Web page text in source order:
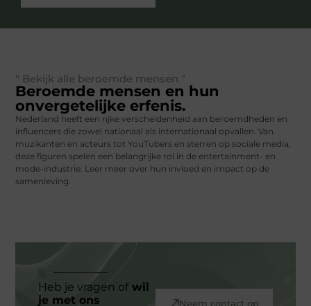
" Bekijk alle beroemde mensen "
Beroemde mensen en hun
onvergetelijke erfenis.
Nederland heeft een rijke verscheidenheid aan beroemdheden en
influencers die zowel nationaal als internationaal opvallen. Van
muzikanten en acteurs tot YouTubers en sterren op sociale media,
deze figuren spelen een belangrijke rol in de entertainment- en
mode-industrie. Leer meer over hun invloed en impact op de
samenleving.
Heb je vragen ofwil
je met ons
Neem contact op